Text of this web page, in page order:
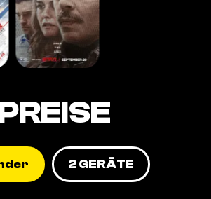
2 GERÄTE